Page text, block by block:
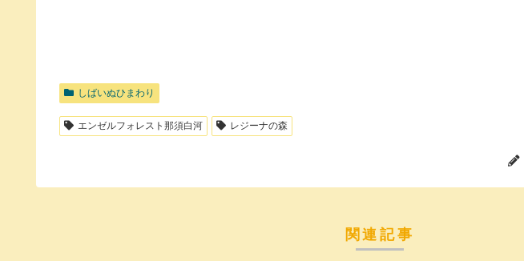
しばいぬひまわり
エンゼルフォレスト那須白河 レジーナの森
関連記事